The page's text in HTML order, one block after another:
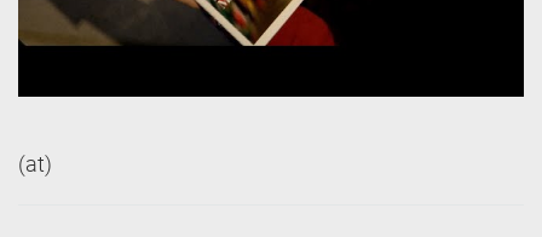
(at)